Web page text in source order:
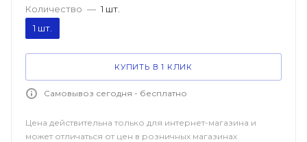
Количество — 1 шт.
1 шт.
КУПИТЬ В 1 КЛИК
Самовывоз сегодня - бесплатно
Цена действительна только для интернет-магазина и
может отличаться от цен в розничных магазинах